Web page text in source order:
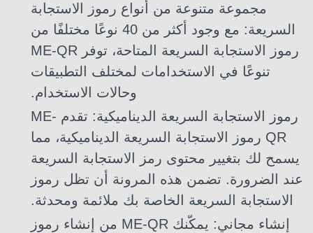
مجموعة متنوعة من أنواع رموز الاستجابة
السريعة: مع وجود أكثر من 40 نوعًا مختلفًا من
رموز الاستجابة السريعة المتاحة، توفر ME-QR
تنوعًا في الاستخدامات لمختلف التطبيقات
وحالات الاستخدام.
رموز الاستجابة السريعة الديناميكية: تقدم ME-
QR رموز الاستجابة السريعة الديناميكية، مما
يسمح لك بتغيير محتوى رمز الاستجابة السريعة
عند الضرورة. تضمن هذه المرونة أن تظل رموز
الاستجابة السريعة الخاصة بك ملائمة ومحدثة.
إنشاء مجاني: يمكّنك ME-QR من إنشاء رموز